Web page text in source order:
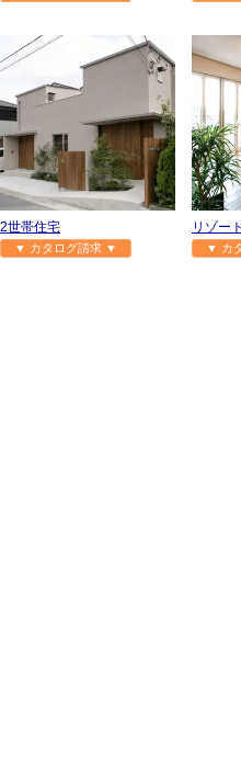
2世帯住宅
▼ カタログ請求 ▼
リゾー
▼ カ